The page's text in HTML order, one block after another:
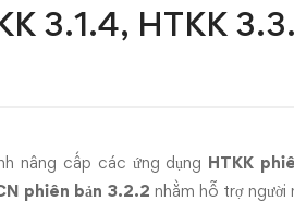
3.1.4, HTKK
nâng cấp các ứng dụng HTKK
phiên bản 3.2.2 nhằm hỗ trợ